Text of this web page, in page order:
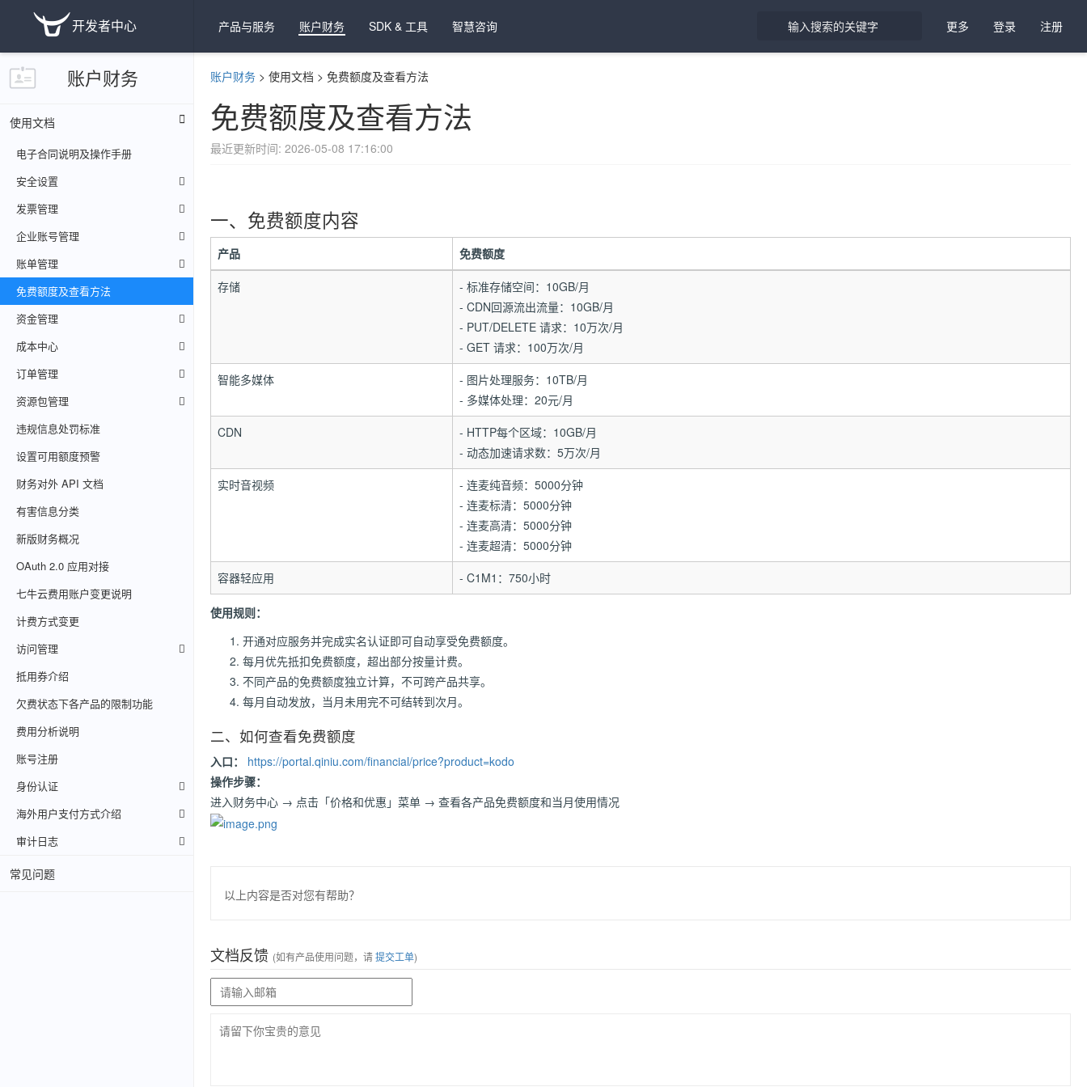
开发者中心 产品与服务 账户财务 SDK & 工具 智慧咨询 更多 登录 注册
账户财务
使用文档
电子合同说明及操作手册
安全设置
发票管理
企业账号管理
账单管理
免费额度及查看方法
资金管理
成本中心
订单管理
资源包管理
违规信息处罚标准
设置可用额度预警
财务对外 API 文档
有害信息分类
新版财务概况
OAuth 2.0 应用对接
七牛云费用账户变更说明
计费方式变更
访问管理
抵用券介绍
欠费状态下各产品的限制功能
费用分析说明
账号注册
身份认证
海外用户支付方式介绍
审计日志
常见问题
账户财务 > 使用文档 > 免费额度及查看方法
免费额度及查看方法
最近更新时间: 2026-05-08 17:16:00
一、免费额度内容
产品 免费额度
存储
- 标准存储空间：10GB/月
- CDN回源流出流量：10GB/月
- PUT/DELETE 请求：10万次/月
- GET 请求：100万次/月
智能多媒体
- 图片处理服务：10TB/月
- 多媒体处理：20元/月
CDN
- HTTP每个区域：10GB/月
- 动态加速请求数：5万次/月
实时音视频
- 连麦纯音频：5000分钟
- 连麦标清：5000分钟
- 连麦高清：5000分钟
- 连麦超清：5000分钟
容器轻应用
- C1M1：750小时
使用规则：
开通对应服务并完成实名认证即可自动享受免费额度。
每月优先抵扣免费额度，超出部分按量计费。
不同产品的免费额度独立计算，不可跨产品共享。
每月自动发放，当月未用完不可结转到次月。
二、如何查看免费额度
入口：
https://portal.qiniu.com/financial/price?product=kodo
操作步骤：
进入财务中心 → 点击「价格和优惠」菜单 → 查看各产品免费额度和当月使用情况
以上内容是否对您有帮助？
文档反馈 (如有产品使用问题，请提交工单)